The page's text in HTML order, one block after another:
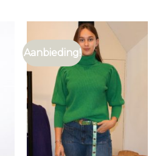
Aanbieding!